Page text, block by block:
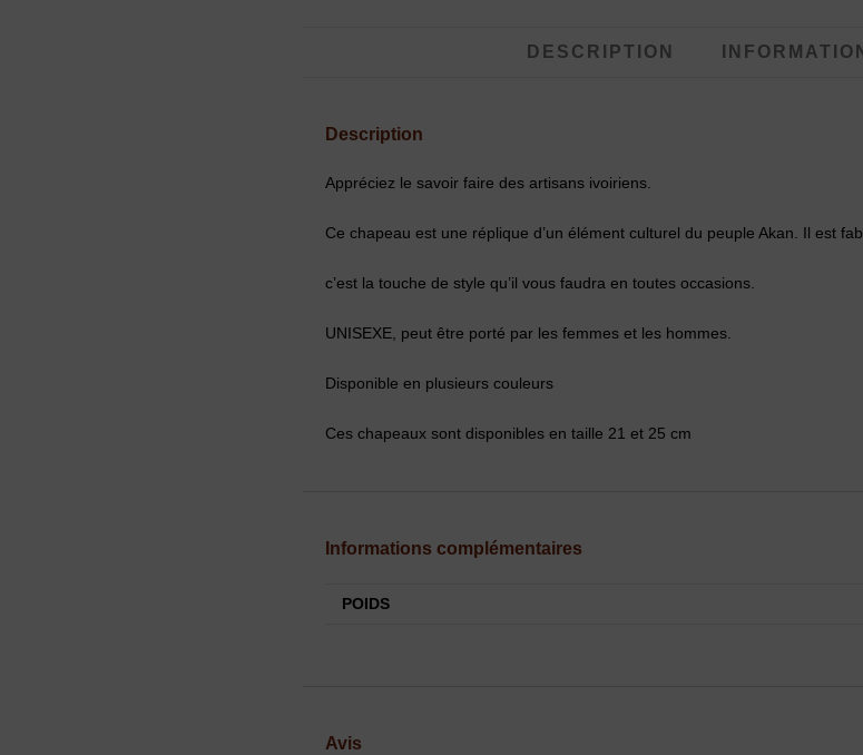
DESCRIPTION
Description
Appréciez le savoir faire des artisans ivoiriens.
Ce chapeau est une réplique d’un élément culturel du peuple Akan. Il est
c’est la touche de style qu’il vous faudra en toutes occasions.
UNISEXE, peut être porté par les femmes et les hommes.
Disponible en plusieurs couleurs
Ces chapeaux sont disponibles en taille 21 et 25 cm
Informations complémentaires
POIDS
Avis